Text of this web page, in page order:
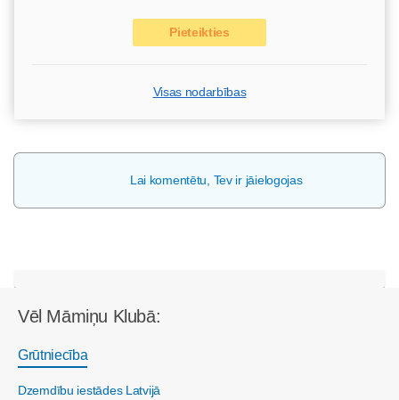
Pieteikties
Visas nodarbības
Lai komentētu, Tev ir jāielogojas
Vēl Māmiņu Klubā:
Grūtniecība
Dzemdību iestādes Latvijā